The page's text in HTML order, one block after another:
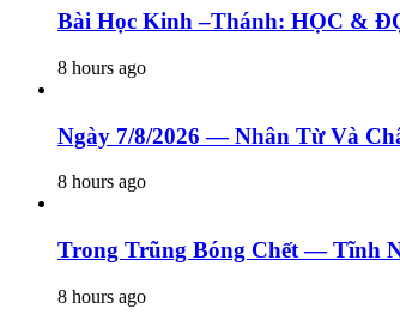
Bài Học Kinh –Thánh: HỌC
8 hours ago
Ngày 7/8/2026 — Nhân Từ Và
8 hours ago
Trong Trũng Bóng Chết — Tĩnh
8 hours ago